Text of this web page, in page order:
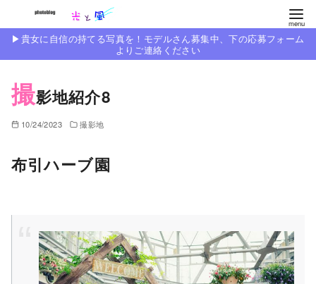
ン
▶︎貴女に自信の持てる写真を！モデルさん募集中、下の応募フォーム
よりご連絡ください
撮影地紹介8
10/24/2023 撮影地
布引ハーブ園